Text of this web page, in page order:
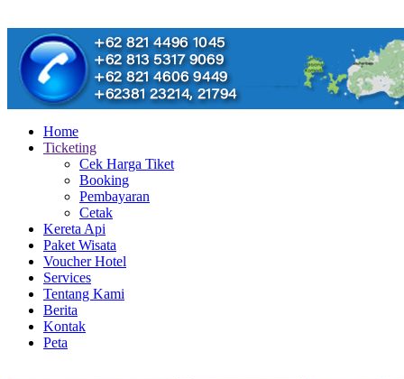
Home
Ticketing
Cek Harga Tiket
Booking
Pembayaran
Cetak
Kereta Api
Paket Wisata
Voucher Hotel
Services
Tentang Kami
Berita
Kontak
Peta